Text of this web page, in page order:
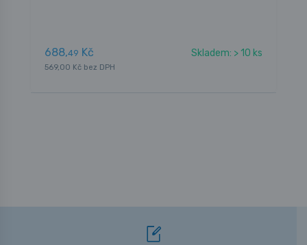
688,49 Kč Skladem: > 10 ks
569,00 Kč bez DPH